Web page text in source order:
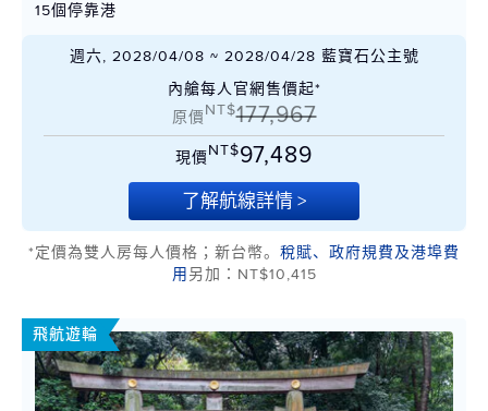
15個停靠港
週六, 2028/04/08 ~ 2028/04/28 藍寶石公主號
內艙每人官網售價起*
原價NT$177,967
現價NT$97,489
了解航線詳情 >
*定價為雙人房每人價格；新台幣。 稅賦、政府規費及港埠費
用 另加：NT$10,415
飛航遊輪